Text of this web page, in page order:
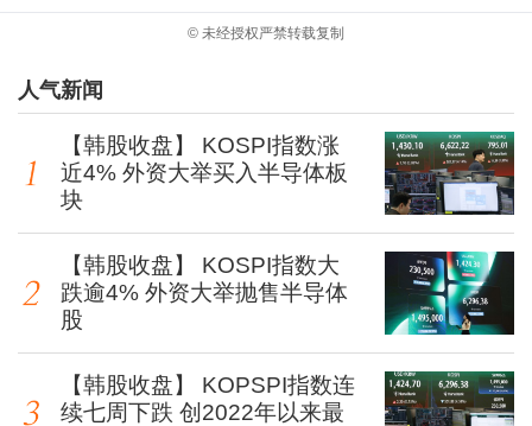
© 未经授权严禁转载复制
人气新闻
【韩股收盘】 KOSPI指数涨
近4% 外资大举买入半导体板
块
【韩股收盘】 KOSPI指数大
跌逾4% 外资大举抛售半导体
股
【韩股收盘】 KOPSPI指数连
续七周下跌 创2022年以来最